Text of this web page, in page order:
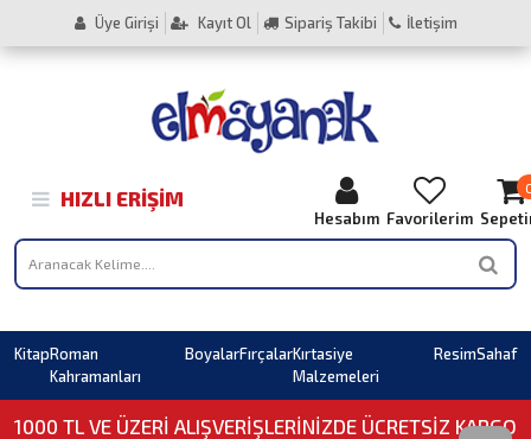
Üye Girişi Kayıt Ol Sipariş Takibi İletişim
HIZLI ERIŞIM
Hesabım Favorilerim
KitapRoman
Kahramanları
BoyalarFırçalarKırtasiye
Malzemeleri
ResimSahaf
1000 TL VE ÜZERI ALIŞVERIŞLERINIZDE ÜCRETSİZ KARGO